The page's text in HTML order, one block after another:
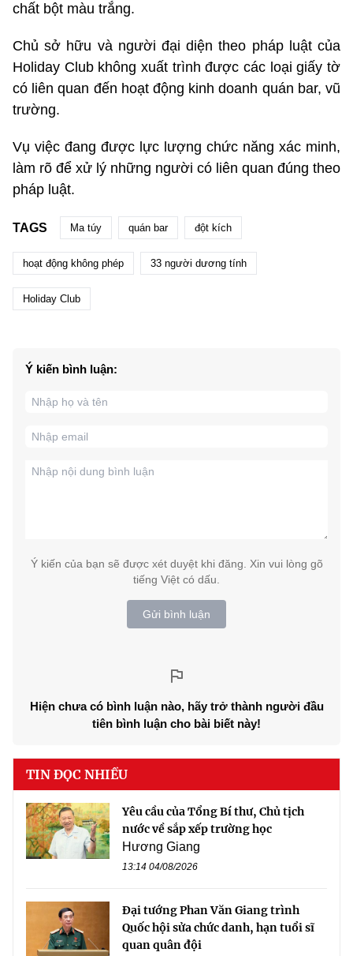
chất bột màu trắng.
Chủ sở hữu và người đại diện theo pháp luật của
Holiday Club không xuất trình được các loại giấy tờ
có liên quan đến hoạt động kinh doanh quán bar, vũ
trường.
Vụ việc đang được lực lượng chức năng xác minh,
làm rõ để xử lý những người có liên quan đúng theo
pháp luật.
TAGS Ma túy quán bar đột kích
hoạt động không phép 33 người dương tính
Holiday Club
Ý kiến bình luận:
Ý kiến của bạn sẽ được xét duyệt khi đăng. Xin vui lòng gõ
tiếng Việt có dấu.
Gửi bình luận
Hiện chưa có bình luận nào, hãy trở thành người đầu
tiên bình luận cho bài biết này!
TIN ĐỌC NHIỀU
Yêu cầu của Tổng Bí thư, Chủ tịch
nước về sắp xếp trường học
Hương Giang
13:14 04/08/2026
Đại tướng Phan Văn Giang trình
Quốc hội sửa chức danh, hạn tuổi sĩ
quan quân đội